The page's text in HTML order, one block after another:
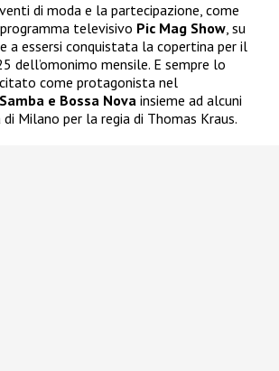
di moda e la partecipazione, come
televisivo Pic Mag Show, su
a essersi conquistata la copertina per il
dell’omonimo mensile. E sempre lo
come protagonista nel
e Bossa Nova insieme ad alcuni
Milano per la regia di Thomas Kraus.